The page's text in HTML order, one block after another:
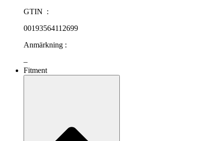
GTIN :
00193564112699
Anmärkning :
–
Fitment